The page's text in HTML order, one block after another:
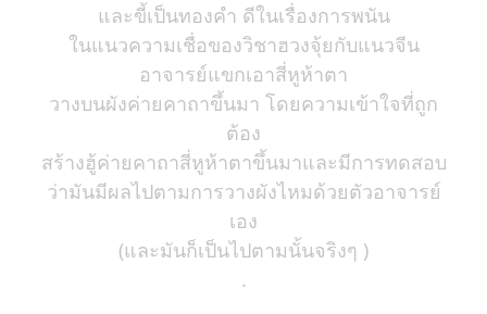
และขี้เป็นทองคำ ดีในเรื่องการพนัน
ในแนวความเชื่อของวิชาฮวงจุ้ยกับแนวจีน
อาจารย์แขกเอาสี่หูห้าตา
วางบนผังค่ายคาถาขึ้นมา โดยความเข้าใจที่ถูก
ต้อง
สร้างฮู้ค่ายคาถาสี่หูห้าตาขึ้นมาและมีการทดสอบ
ว่ามันมีผลไปตามการวางผังไหมด้วยตัวอาจารย์
เอง
(และมันก็เป็นไปตามนั้นจริงๆ )
.